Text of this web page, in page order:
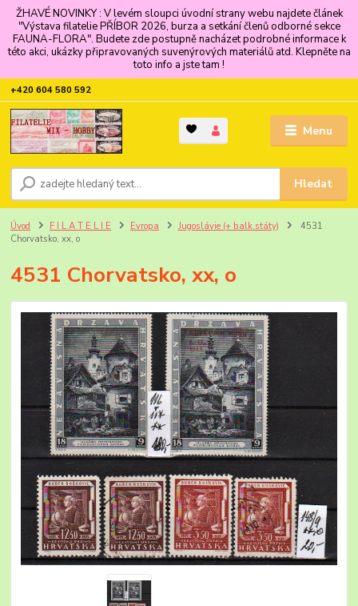
ŽHAVÉ NOVINKY : V levém sloupci úvodní strany webu najdete článek
"Výstava filatelie PŘÍBOR 2026, burza a setkání členů odborné sekce
FAUNA-FLORA". Budete zde postupně nacházet podrobné informace k
této akci, ukázky připravovaných suvenýrových materiálů atd. Klepněte na
toto info a jste tam !
Menu
Hledat
+420 604 580 592
Úvod F I L A T E L I E Evropa Jugoslávie (+ balk.státy)
4531
Chorvatsko, xx, o
4531 Chorvatsko, xx, o